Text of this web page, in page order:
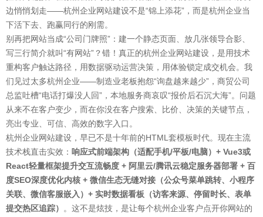
边悄悄划走——杭州企业网站建设不是“锦上添花”，而是杭州企业当
下活下去、跑赢同行的刚需。
别再把网站当成“公司门牌照”：建一个静态页面、放几张领导合影、
写三行简介就叫“有网站”？错！真正的杭州企业网站建设，是用技术
重构客户触达路径，用数据驱动运营决策，用体验锁定成交机会。我
们见过太多杭州企业——制造业老板抱怨“询盘越来越少”，商贸公司
总监吐槽“电话打爆没人回”，本地服务商哀叹“报价后石沉大海”。问题
从来不在客户变少，而在你没在客户搜索、比价、决策的关键节点，
亮出专业、可信、高效的数字入口。
杭州企业网站建设，早已不是十年前的HTML套模板时代。现在主流
技术栈直击实效： 响应式前端架构（适配手机/平板/电脑）+ Vue3或
React轻量框架提升交互流畅度 + 阿里云/腾讯云稳定服务器部署 + 百
度SEO深度优化内核 + 微信生态无缝对接（公众号菜单跳转、小程序
关联、微信客服嵌入）+ 实时数据看板（访客来源、停留时长、表单
提交热区追踪） 。这不是炫技，是让每个杭州企业客户点开你网站的